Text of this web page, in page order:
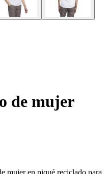
de mujer
mujer en piqué reciclado para